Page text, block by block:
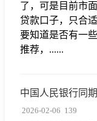
了，可是目前市
贷款口子，只合
要知道是否有一
推荐，......
中国人民银行同
2026-02-06 139